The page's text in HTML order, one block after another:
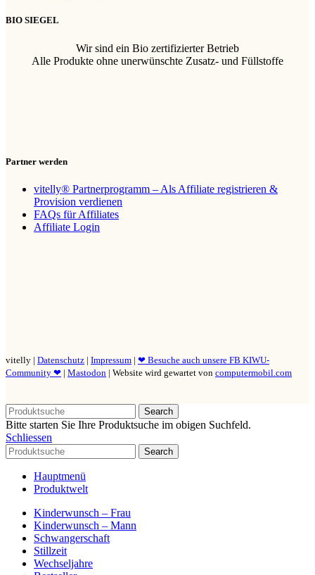
BIO SIEGEL
Wir sind ein Bio zertifizierter Betrieb
Alle Produkte ohne unerwünschte Zusatz- und Füllstoffe
Partner werden
vitelly® Partnerprogramm – Als Affiliate registrieren &
Provision verdienen
FAQs für Affiliates
Affiliate Login
vitelly | Datenschutz | Impressum | ❤ Besuche auch unsere FB KIWU-
Community ❤ | Mastodon | Website wird gewartet von computermobil.com
Search
Bitte starten Sie Ihre Produktsuche im obigen Suchfeld.
Schliessen
Search
Hauptmenü
Produktwelt
Kinderwunsch – Frau
Kinderwunsch – Mann
Schwangerschaft
Stillzeit
Wechseljahre